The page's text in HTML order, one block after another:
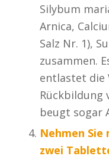
Silybum
Arnica,
Salz Nr. 1),
zusammen.
entlastet die
Rückbildung
beugt sogar
Nehmen Sie
zwei